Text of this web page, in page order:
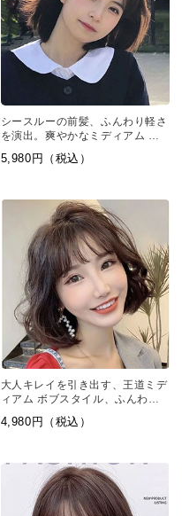
シースルーの前髪、ふんわり軽さ
を演出。爽やかなミディアム ボ
ブスタイルです。まるで優しい風
をまとっているかのような
5,980円（税込）
大人キレイを引き出す、王道ミデ
ィアム ボブスタイル、ふんわり
パーマをあてたような、トレンド
のゆるウェーブスタイル
4,980円（税込）